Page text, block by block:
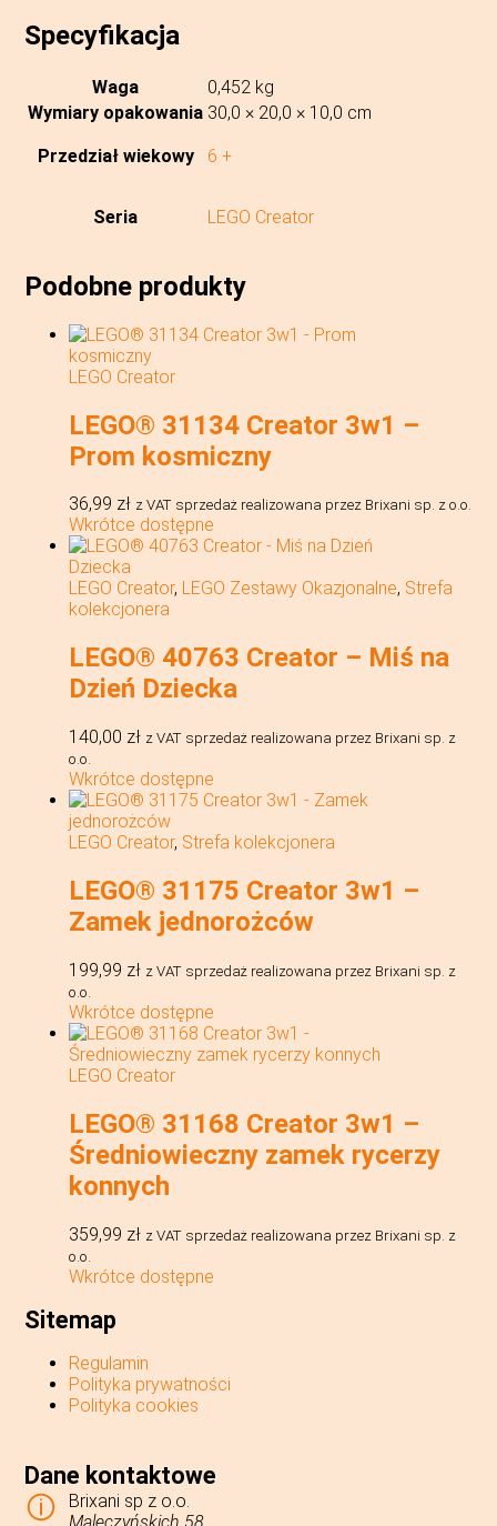
Specyfikacja
Waga
0,452 kg
Wymiary opakowania 30,0 × 20,0 × 10,0 cm
Przedział wiekowy 6 +
Seria LEGO Creator
Podobne produkty
LEGO Creator
LEGO® 31134 Creator 3w1 –
Prom kosmiczny
36,99 zł z VAT sprzedaż realizowana przez Brixani sp. z o.o.
Wkrótce dostępne
LEGO Creator, LEGO Zestawy Okazjonalne, Strefa
kolekcjonera
LEGO® 40763 Creator – Miś na
Dzień Dziecka
140,00 zł z VAT sprzedaż realizowana przez Brixani sp. z
o.o.
Wkrótce dostępne
LEGO Creator, Strefa kolekcjonera
LEGO® 31175 Creator 3w1 –
Zamek jednorożców
199,99 zł z VAT sprzedaż realizowana przez Brixani sp. z
o.o.
Wkrótce dostępne
LEGO Creator
LEGO® 31168 Creator 3w1 –
Średniowieczny zamek rycerzy
konnych
359,99 zł z VAT sprzedaż realizowana przez Brixani sp. z
o.o.
Wkrótce dostępne
Sitemap
Regulamin
Polityka prywatności
Polityka cookies
Dane kontaktowe
Brixani sp z o.o.